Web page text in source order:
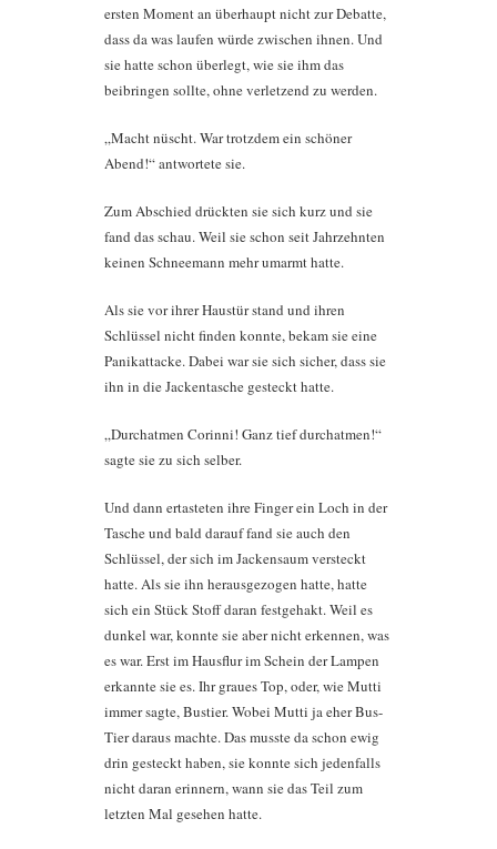
ersten Moment an überhaupt nicht zur Debatte,
dass da was laufen würde zwischen ihnen. Und
sie hatte schon überlegt, wie sie ihm das
beibringen sollte, ohne verletzend zu werden.
„Macht nüscht. War trotzdem ein schöner
Abend!“ antwortete sie.
Zum Abschied drückten sie sich kurz und sie
fand das schau. Weil sie schon seit Jahrzehnten
keinen Schneemann mehr umarmt hatte.
Als sie vor ihrer Haustür stand und ihren
Schlüssel nicht finden konnte, bekam sie eine
Panikattacke. Dabei war sie sich sicher, dass sie
ihn in die Jackentasche gesteckt hatte.
„Durchatmen Corinni! Ganz tief durchatmen!“
sagte sie zu sich selber.
Und dann ertasteten ihre Finger ein Loch in der
Tasche und bald darauf fand sie auch den
Schlüssel, der sich im Jackensaum versteckt
hatte. Als sie ihn herausgezogen hatte, hatte
sich ein Stück Stoff daran festgehakt. Weil es
dunkel war, konnte sie aber nicht erkennen, was
es war. Erst im Hausflur im Schein der Lampen
erkannte sie es. Ihr graues Top, oder, wie Mutti
immer sagte, Bustier. Wobei Mutti ja eher Bus-
Tier daraus machte. Das musste da schon ewig
drin gesteckt haben, sie konnte sich jedenfalls
nicht daran erinnern, wann sie das Teil zum
letzten Mal gesehen hatte.